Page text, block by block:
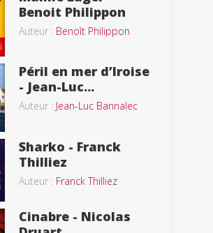
Benoit Philippon
Auteur : Benoît Philippon
Péril en mer d’Iroise
- Jean-Luc...
Auteur : Jean-Luc Bannalec
Sharko - Franck
Thilliez
Auteur : Franck Thilliez
Cinabre - Nicolas